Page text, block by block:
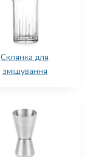
Склянка для
змішування